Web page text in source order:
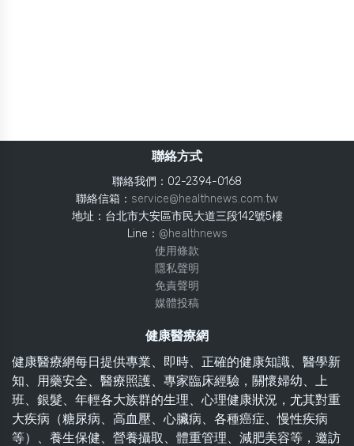
聯絡方式
聯絡我們：02-2394-0168
聯絡信箱： service@healthnews.com.tw
地址：台北市大安區市民大道三段142號5樓
Line： @healthnews
使用條款
隱私聲明
免責聲明
媒體投稿
健康醫療網
健康醫療網每日提供專業、即時、正確的健康知識、醫學新
知、用藥安全、醫療照護、專家臨床經驗，關懷婦幼、上
班、銀髮、年輕各大族群的生理、心理健康狀況，尤其對重
大疾病（糖尿病、高血壓、心臟病、各種癌症、慢性疾病
等）、養生保健、營養攝取、體重管理、減肥美容等，邀訪